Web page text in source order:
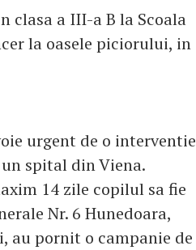
clasa a III-a B la Scoala
la oasele piciorului, in
urgent de o interventie
spital din Viena.
14 zile copilul sa fie
Nr. 6 Hunedoara,
au pornit o campanie de